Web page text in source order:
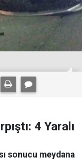
4 Yaralı
sonucu meydana